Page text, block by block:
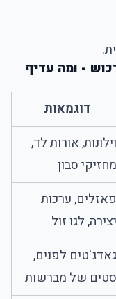
- ומה עדיף
דוגמאות
וילונות, אורות לד,
מחזיקי סבון
פאזלים, ערכות
יצירה, לגו זול
גאדג'טים לפנים,
סטים של מברשות